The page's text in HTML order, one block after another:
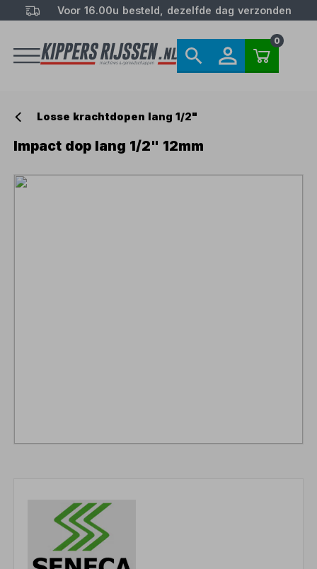
Voor 16.00u besteld, dezelfde dag verzonden
0
Losse krachtdopen lang 1/2"
Impact dop lang 1/2" 12mm